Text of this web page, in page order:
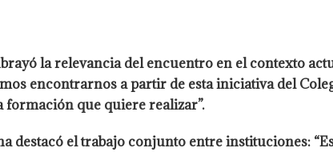
la relevancia del encuentro en el contexto
encontrarnos a partir de esta iniciativa del
formación que quiere realizar”.
destacó el trabajo conjunto entre instituciones: